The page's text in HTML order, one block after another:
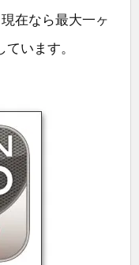
在なら最大一ヶ
います。